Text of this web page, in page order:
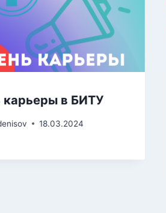
карьеры в БИТУ
18.03.2024